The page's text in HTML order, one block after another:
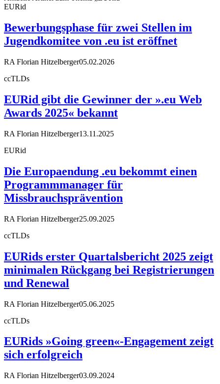
EURid
Bewerbungsphase für zwei Stellen im
Jugendkomitee von .eu ist eröffnet
RA Florian Hitzelberger05.02.2026
ccTLDs
EURid gibt die Gewinner der ».eu Web
Awards 2025« bekannt
RA Florian Hitzelberger13.11.2025
EURid
Die Europaendung .eu bekommt einen
Programmmanager für
Missbrauchsprävention
RA Florian Hitzelberger25.09.2025
ccTLDs
EURids erster Quartalsbericht 2025 zeigt
minimalen Rückgang bei Registrierungen
und Renewal
RA Florian Hitzelberger05.06.2025
ccTLDs
EURids »Going green«-Engagement zeigt
sich erfolgreich
RA Florian Hitzelberger03.09.2024